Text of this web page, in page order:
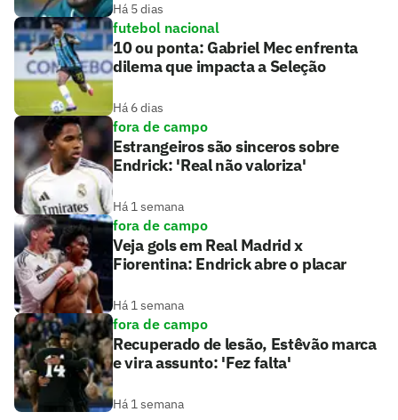
Há 5 dias
futebol nacional
10 ou ponta: Gabriel Mec enfrenta
dilema que impacta a Seleção
Há 6 dias
fora de campo
Estrangeiros são sinceros sobre
Endrick: 'Real não valoriza'
Há 1 semana
fora de campo
Veja gols em Real Madrid x
Fiorentina: Endrick abre o placar
Há 1 semana
fora de campo
Recuperado de lesão, Estêvão marca
e vira assunto: 'Fez falta'
Há 1 semana